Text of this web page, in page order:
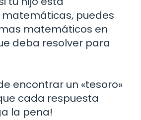
puedes
matemáticos en
deba resolver para
encontrar un «tesoro»
cada respuesta
la pena!